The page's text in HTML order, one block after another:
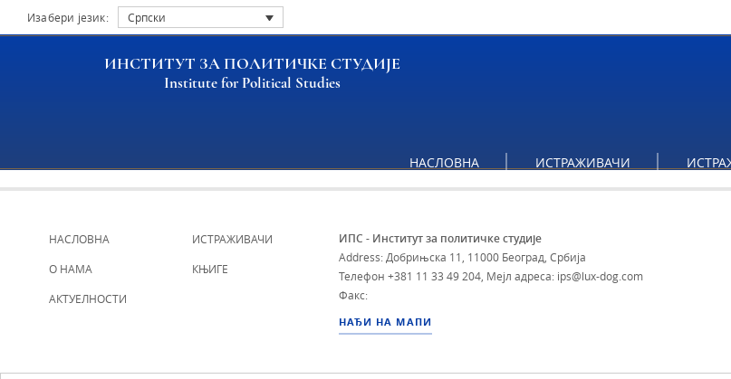
Изабери језик: Српски
ИНСТИТУТ ЗА ПОЛИТИЧКЕ СТУДИЈЕ
Institute for Political Studies
НАСЛОВНА ИСТРАЖИВАЧИ
НАСЛОВНА
О НАМА
АКТУЕЛНОСТИ
ИСТРАЖИВАЧИ
КЊИГЕ
ИПС - Институт за политичке студије
Address: Добрињска 11, 11000 Београд, Србија
Телефон +381 11 33 49 204, Мејл адреса: ips@lux-dog.com
Факс:
НАЂИ НА МАПИ